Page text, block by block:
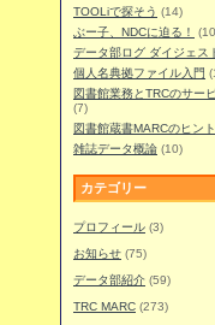
TOOLiで探そう (14)
ぶー子、NDCに迫る！
データ部ログ ダイジェス
個人名典拠ファイル入門
図書館業務とTRCのサー
(7)
図書館蔵書MARCのヒント
雑誌データ概論 (10)
カテゴリー
プロフィール (3)
お知らせ (75)
データ部紹介 (59)
TRC MARC (273)